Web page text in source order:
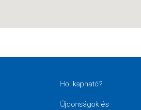
Hol kapható?
Újdonságok és